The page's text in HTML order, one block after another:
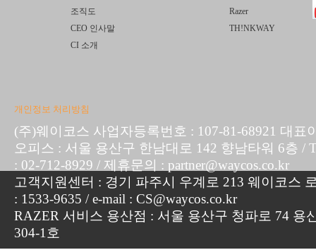
조직도
CEO 인사말
CI 소개
Razer
TH!NKWAY
개인정보 처리방침
(주)웨이코스 사업자등록번호 : 107-81-68921 대표
오피스 : 서울 용산구 한남대로 142 향남타워 6층 /
: 02-712-8929 / 제휴문의 : partner@waycos.co.kr
고객지원센터 : 경기 파주시 우계로 213 웨이코스
: 1533-9635 / e-mail : CS@waycos.co.kr
RAZER 서비스 용산점 : 서울 용산구 청파로 74 용
304-1호